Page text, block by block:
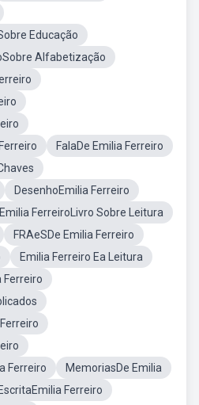
Educação
Alfabetização
FalaDe Emilia Ferreiro
DesenhoEmilia Ferreiro
Emilia FerreiroLivro Sobre Leitura
FRAeSDe Emilia Ferreiro
Emilia Ferreiro Ea Leitura
Ferreiro
Ferreiro
MemoriasDe Emilia
Ferreiro